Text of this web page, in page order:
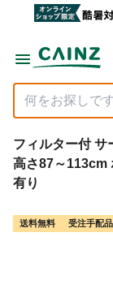
フィルター付
高さ87～113cm
有り
送料無料 受注手配品